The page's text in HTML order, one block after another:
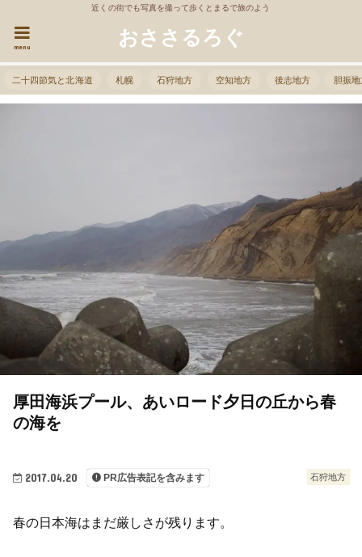
近くの街でも写真を撮って歩くとまるで旅のよう
おささるろぐ
menu
二十四節気と北海道 札幌 石狩地方 空知地方 後志地方 胆振
石狩地方
2017.04.20 PR広告表記を含みます
厚田海浜プール、あいロード夕日の丘から春
の海を
春の日本海はまだ厳しさが残ります。